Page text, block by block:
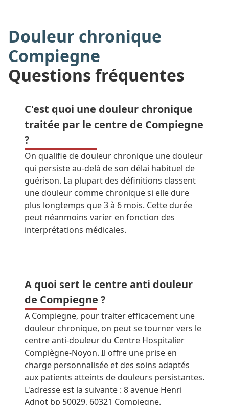
Douleur chronique
Compiegne
Questions fréquentes
C'est quoi une douleur chronique
traitée par le centre de Compiegne
?
On qualifie de douleur chronique une douleur
qui persiste au-delà de son délai habituel de
guérison. La plupart des définitions classent
une douleur comme chronique si elle dure
plus longtemps que 3 à 6 mois. Cette durée
peut néanmoins varier en fonction des
interprétations médicales.
A quoi sert le centre anti douleur
de Compiegne ?
A Compiegne, pour traiter efficacement une
douleur chronique, on peut se tourner vers le
centre anti-douleur du Centre Hospitalier
Compiègne-Noyon. Il offre une prise en
charge personnalisée et des soins adaptés
aux patients atteints de douleurs persistantes.
L'adresse est la suivante : 8 avenue Henri
Adnot bp 50029, 60321 Compiegne.